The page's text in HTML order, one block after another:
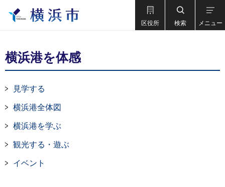
区役所 検索 メニュー
横浜港を体感
見学する
横浜港全体図
横浜港を学ぶ
観光する・遊ぶ
イベント